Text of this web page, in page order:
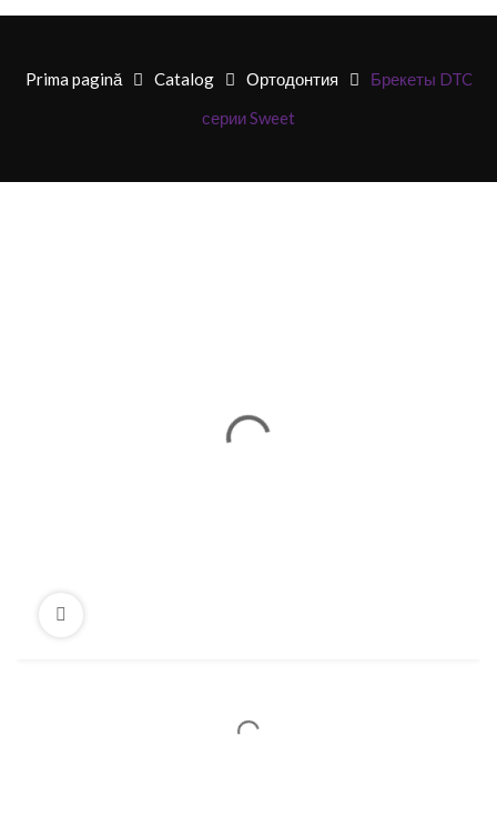
Prima pagină Catalog Ортодонтия
Брекеты DTC
серии Sweet